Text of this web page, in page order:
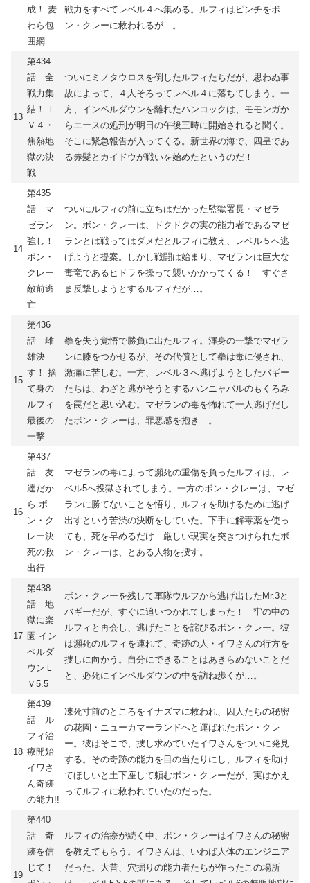
成！ 麦
わら包
囲網
戦力をすべてレベル４へ集める。ルフィはピンチをボ
ン・クレーに救われるが…。
13
第434
話 全
戦力集
結！ Ｌ
Ｖ４・
焦熱地
獄の決
戦
ついにミノタウロスを倒したルフィたちだが、思わぬ事
故によって、４人そろってレベル４に落ちてしまう。一
方、インペルダウンを離れたハンコックは、モモンガか
らエースの処刑が明日の午後三時に開始されると聞く。
そこに緊急報告が入ってくる。新世界の海で、四皇であ
る赤髪とカイドウが戦いを始めたというのだ！
14
第435
話 マ
ゼラン
強し！
ボン・
クレー
敵前逃
亡
ついにルフィの前に立ちはだかった監獄署長・マゼラ
ン。ボン・クレーは、ドクドクの実の能力者であるマゼ
ランとは戦ってはダメだとルフィに教え、レベル５へ逃
げようと提案。しかし戦闘は始まり、マゼランは巨大な
毒竜であるヒドラを操って襲いかかってくる！ すぐさ
ま反撃しようとするルフィだが…。
15
第436
話 雌
雄決
す！ 捨
て身の
ルフィ
最後の
一撃
拳を失う覚悟で勝負に出たルフィ。渾身の一撃でマゼラ
ンに膝をつかせるが、その代償として拳は毒に侵され、
激痛に苦しむ。一方、レベル３へ逃げようとしたバギー
たちは、わざと逃がそうとするハンニャバルのもくろみ
を罠だと思い込む。マゼランの毒を怖れて一人逃げだし
たボン・クレーは、罪悪感を抱き…。
16
第437
話 友
達だか
ら ボ
ン・ク
レー決
死の救
出行
マゼランの毒によって瀕死の重傷を負ったルフィは、レ
ベル5へ投獄されてしまう。一方のボン・クレーは、マゼ
ランに勝てないことを悟り、ルフィを助けるために逃げ
出すという苦渋の決断をしていた。下手に解毒薬を使っ
ても、死を早めるだけ…厳しい現実を突きつけられたボ
ン・クレーは、とある人物を捜す。
17
第438
話 地
獄に楽
園 イン
ペルダ
ウンＬ
Ｖ5.5
ボン・クレーを残して軍隊ウルフから逃げ出したMr.3と
バギーだが、すぐに追いつかれてしまった！ 牢の中の
ルフィと再会し、逃げたことを詫びるボン・クレー。彼
は瀕死のルフィを連れて、奇跡の人・イワさんの行方を
捜しに向かう。自分にできることはあきらめないことだ
と、必死にインペルダウンの中を訪ね歩くが…。
18
第439
話 ル
フィ治
療開始
イワさ
ん奇跡
の能力!!
凍死寸前のところをイナズマに救われ、囚人たちの秘密
の花園・ニューカマーランドへと運ばれたボン・クレ
ー。彼はそこで、捜し求めていたイワさんをついに発見
する。その奇跡の能力を目の当たりにし、ルフィを助け
てほしいと土下座して頼むボン・クレーだが、実はかえ
ってルフィに救われていたのだった。
19
第440
話 奇
跡を信
じて！
ルフィの治療が続く中、ボン・クレーはイワさんの秘密
を教えてもらう。イワさんは、いわば人体のエンジニア
だった。大昔、穴掘りの能力者たちが作ったこの場所